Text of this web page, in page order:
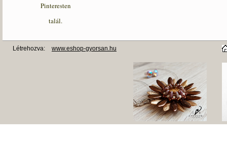
Pinteresten
talál.
Létrehozva: www.eshop-gyorsan.hu